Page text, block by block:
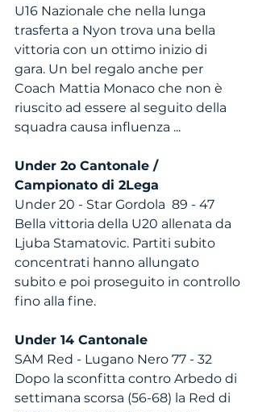
U16 Nazionale che nella lunga
trasferta a Nyon trova una bella
vittoria con un ottimo inizio di
gara. Un bel regalo anche per
Coach Mattia Monaco che non è
riuscito ad essere al seguito della
squadra causa influenza ...
Under 2o Cantonale /
Campionato di 2Lega
Under 20 - Star Gordola  89 - 47
Bella vittoria della U20 allenata da
Ljuba Stamatovic. Partiti subito
concentrati hanno allungato
subito e poi proseguito in controllo
fino alla fine.
Under 14 Cantonale
SAM Red - Lugano Nero 77 - 32
Dopo la sconfitta contro Arbedo di
settimana scorsa (56-68) la Red di